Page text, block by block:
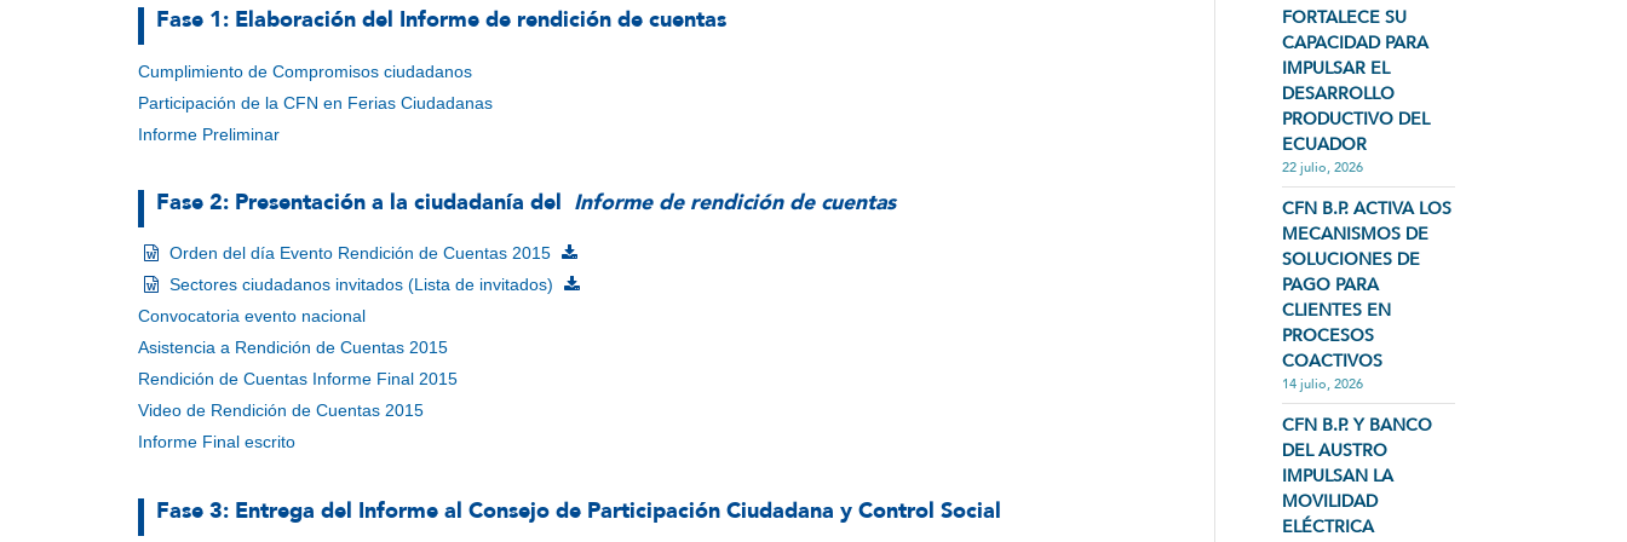
Fase 1: Elaboración del Informe de rendición de cuentas
Cumplimiento de Compromisos ciudadanos
Participación de la CFN en Ferias Ciudadanas
Informe Preliminar
Fase 2: Presentación a la ciudadanía del Informe de rendición de cuentas
Orden del día Evento Rendición de Cuentas 2015
Sectores ciudadanos invitados (Lista de invitados)
Convocatoria evento nacional
Asistencia a Rendición de Cuentas 2015
Rendición de Cuentas Informe Final 2015
Video de Rendición de Cuentas 2015
Informe Final escrito
Fase 3: Entrega del Informe al Consejo de Participación Ciudadana y Control Social
FORTALECE SU
CAPACIDAD PARA
IMPULSAR EL
DESARROLLO
PRODUCTIVO DEL
ECUADOR
22 julio, 2026
CFN B.P. ACTIVA LOS
MECANISMOS DE
SOLUCIONES DE
PAGO PARA
CLIENTES EN
PROCESOS
COACTIVOS
14 julio, 2026
CFN B.P. Y BANCO
DEL AUSTRO
IMPULSAN LA
MOVILIDAD
ELÉCTRICA